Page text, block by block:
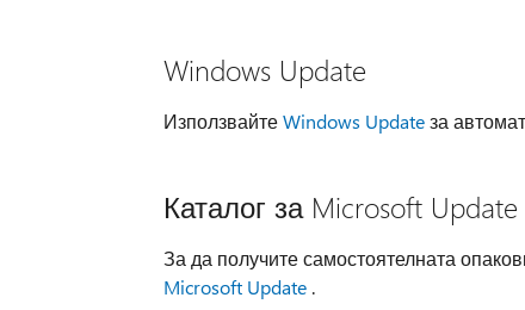
Windows Update
ИзползвайтеWindows Updateза
Каталог за Microsoft Update
За да получите самостоятелната
Microsoft Update.